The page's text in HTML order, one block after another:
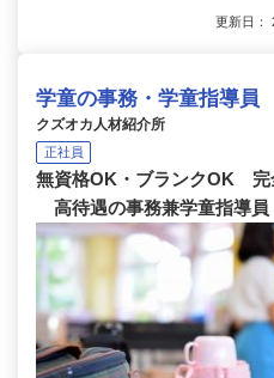
更新日：
学童の事務・学童指導員
クズオカ人材紹介所
正社員
無資格OK・ブランクOK 完
高待遇の事務兼学童指導員